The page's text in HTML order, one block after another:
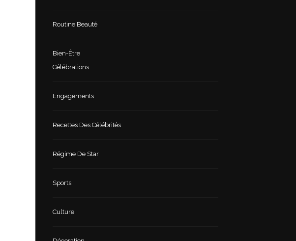
Routine Beauté
Bien-Être
Célébrations
Engagements
Recettes Des Célébrités
Régime De Star
Sports
Culture